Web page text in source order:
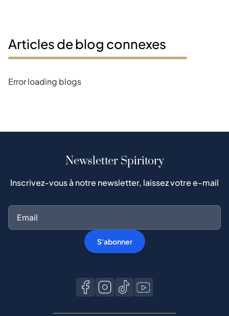
Articles de blog connexes
Error loading blogs
Newsletter Spiritory
Inscrivez-vous à notre newsletter, laissez votre e-mail
S'abonner